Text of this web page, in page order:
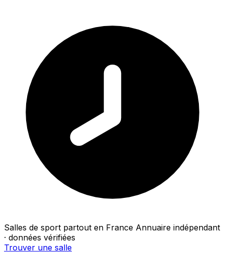
Salles de sport partout en France Annuaire indépendant
· données vérifiées
Trouver une salle